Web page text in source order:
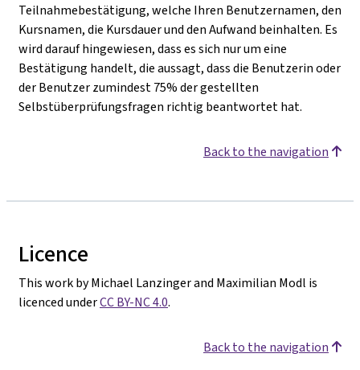
Teilnahmebestätigung, welche Ihren Benutzernamen, den
Kursnamen, die Kursdauer und den Aufwand beinhalten. Es
wird darauf hingewiesen, dass es sich nur um eine
Bestätigung handelt, die aussagt, dass die Benutzerin oder
der Benutzer zumindest 75% der gestellten
Selbstüberprüfungsfragen richtig beantwortet hat.
Back to the navigation
Licence
This work by Michael Lanzinger and Maximilian Modl is
licenced underCC BY-NC 4.0.
Back to the navigation